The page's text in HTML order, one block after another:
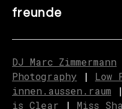
freunde
DJ Marc Zimmermann
Photography | Low
innen.aussen.raum
is Clear | Miss